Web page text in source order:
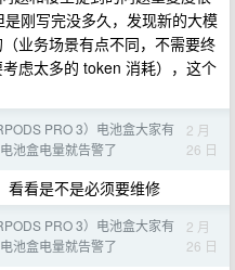
刚写完没多久，发现新的大模
业务场景有点不同，不需要终
虑太多的 token 消耗），这个
PRO 3）电池盒大家有
池盒电量就告警了
2 月
26 日
看看是不是必须要维修
PRO 3）电池盒大家有
池盒电量就告警了
2 月
26 日